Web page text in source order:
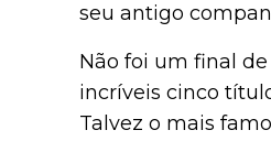
seu antigo
Não foi um final
incríveis cinco
Talvez o mais